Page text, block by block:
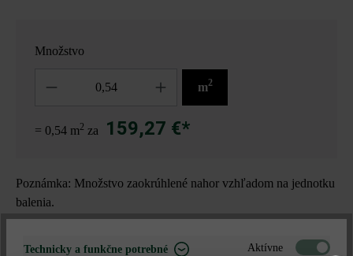
Množstvo
m2
= 0,54 m2 za 159,27 €*
Poznámka: Množstvo zaokrúhlené nahor vzhľadom na jednotku
balenia.
Nájdite predajcu vo vašom okolí
Technicky a funkčne potrebné Aktívne